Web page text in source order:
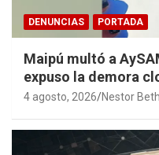
DENUNCIAS PORTADA
Maipú multó a
expuso la demora
4 agosto, 2026 Nestor